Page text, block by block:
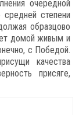
очередной
средней степени
образцово
домой живым и
с Победой.
качества
присяге,